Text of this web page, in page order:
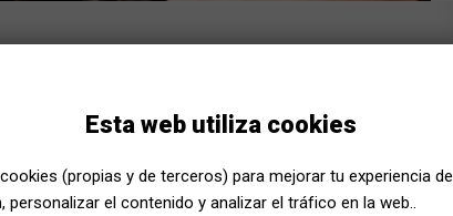
Adultos
Esta web utiliza cookies
(propias y de terceros) para mejorar tu experiencia de
personalizar el contenido y analizar el tráfico en la web..